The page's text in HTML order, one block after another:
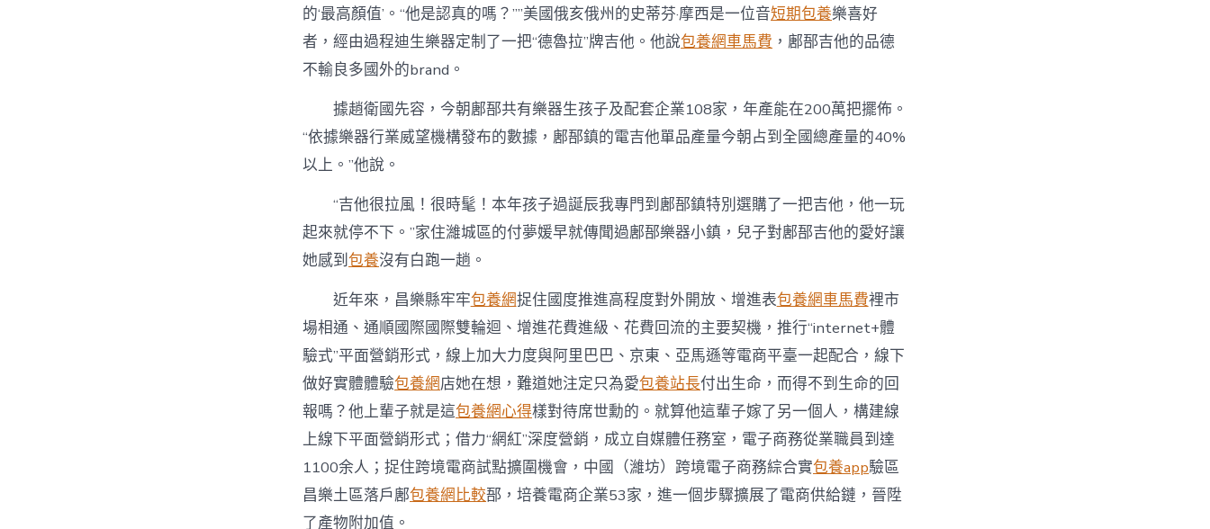
的‘最高顏值’。“他是認真的嗎？””美國俄亥俄州的史蒂芬·摩西是一位音短期包養樂喜好
者，經由過程迪生樂器定制了一把“德魯拉”牌吉他。他說包養網車馬費 ，鄌郚吉他的品德
不輸良多國外的brand。
據趙衛國先容，今朝鄌郚共有樂器生孩子及配套企業108家，年產能在200萬把擺佈。
“依據樂器行業威望機構發布的數據，鄌郚鎮的電吉他單品產量今朝占到全國總產量的40%
以上。”他說。
“吉他很拉風！很時髦！本年孩子過誕辰我專門到鄌郚鎮特別選購了一把吉他，他一玩
起來就停不下。”家住濰城區的付夢媛早就傳聞過鄌郚樂器小鎮，兒子對鄌郚吉他的愛好讓
她感到包養沒有白跑一趟。
近年來，昌樂縣牢牢包養網捉住國度推進高程度對外開放、增進表包養網車馬費裡市
場相通、通順國際國際雙輪迴、增進花費進級、花費回流的主要契機，推行“internet+體
驗式”平面營銷形式，線上加大力度與阿里巴巴、京東、亞馬遜等電商平臺一起配合，線下
做好實體體驗包養網店她在想，難道她注定只為愛包養站長付出生命，而得不到生命的回
報嗎？他上輩子就是這包養網心得樣對待席世勳的。就算他這輩子嫁了另一個人，構建線
上線下平面營銷形式；借力“網紅”深度營銷，成立自媒體任務室，電子商務從業職員到達
1100余人；捉住跨境電商試點擴圍機會，中國（濰坊）跨境電子商務綜合實包養app驗區
昌樂土區落戶鄌包養網比較郚，培養電商企業53家，進一個步驟擴展了電商供給鏈，晉陞
了產物附加值。